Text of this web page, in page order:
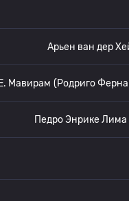
Арьен ван дер
(Родриго
E. Мавирам
Педро Энрике Лима